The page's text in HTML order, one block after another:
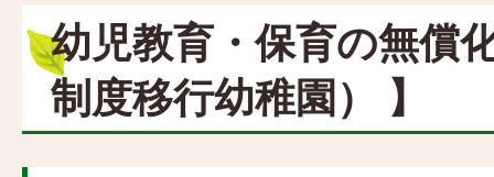
幼児教育・保育の無償
制度移行幼稚園） 】